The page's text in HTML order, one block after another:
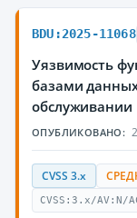
BDU:2025-11068
Уязвимость
базами
обслуживании
ОПУБЛИКОВАНО:
CVSS 3.x
CVSS:3.x/AV:N/